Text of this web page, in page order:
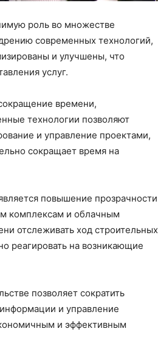
роль во множестве
современных технологий,
и улучшены, что
услуг.
времени,
технологии позволяют
и управление проектами,
сокращает время на
повышение прозрачности
комплексам и облачным
отслеживать ход строительных
реагировать на возникающие
позволяет сократить
и управление
и эффективным